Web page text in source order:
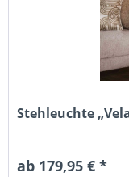
Stehleuchte
ab 179,95 € *